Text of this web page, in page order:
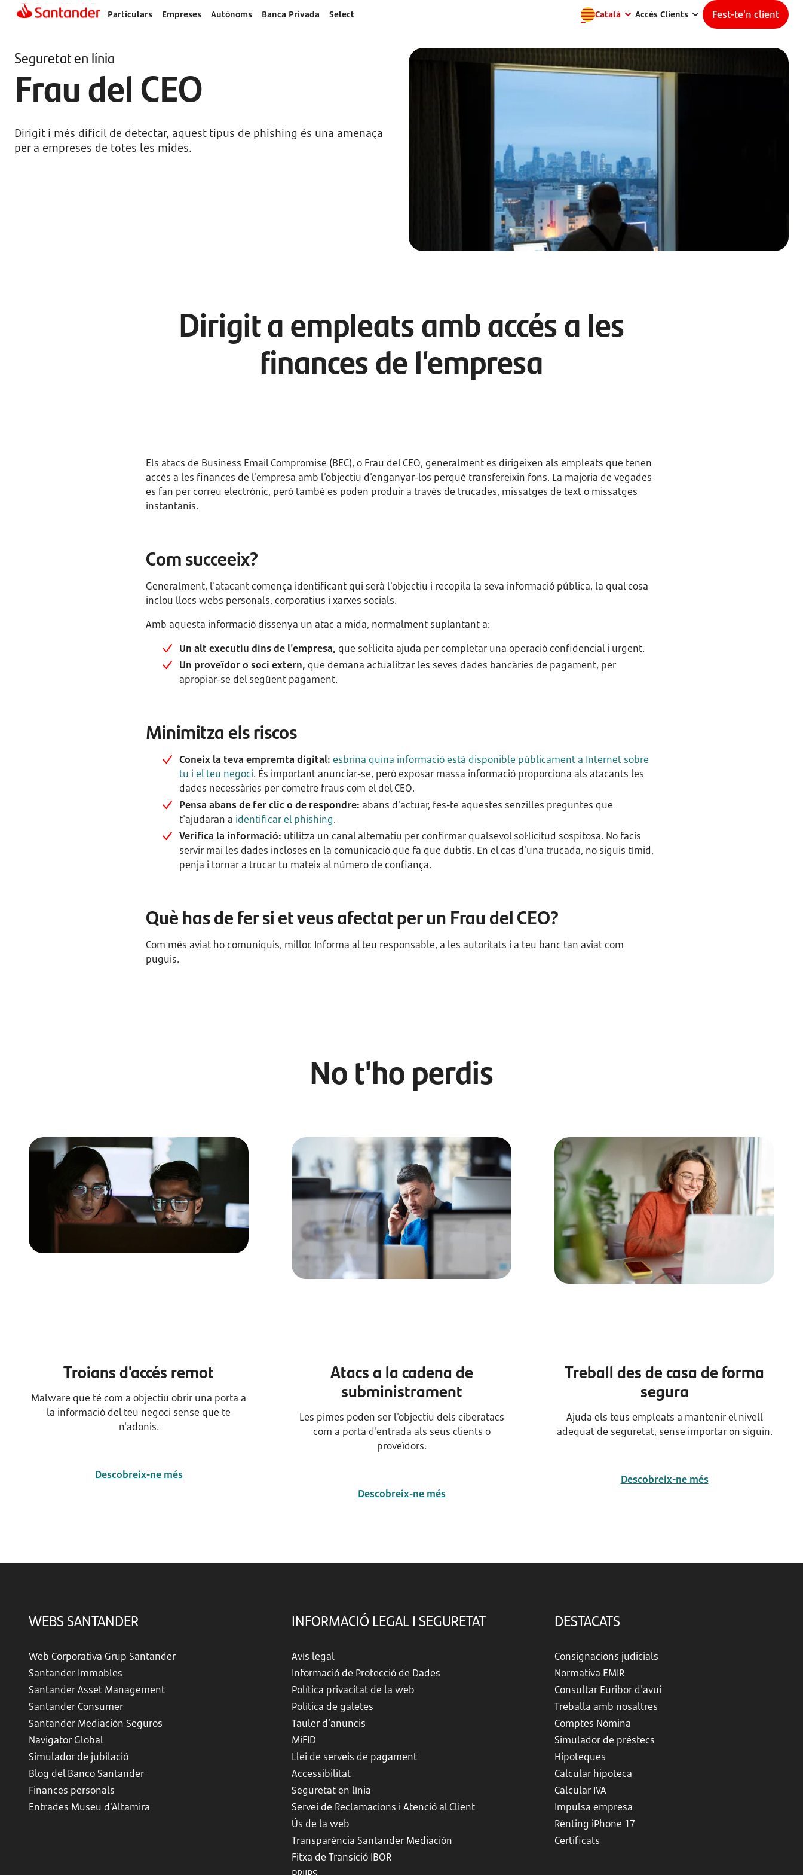
Particulars Empreses Autònoms Banca Privada Select Catalá Accés Clients Fest-te'n client
Seguretat en línia
Frau del CEO
Dirigit i més difícil de detectar, aquest tipus de phishing és una amenaça
per a empreses de totes les mides.
Dirigit a empleats amb accés a les
finances de l'empresa
Els atacs de Business Email Compromise (BEC), o Frau del CEO, generalment es dirigeixen als empleats que tenen
accés a les finances de l'empresa amb l'objectiu d'enganyar-los perquè transfereixin fons. La majoria de vegades
es fan per correu electrònic, però també es poden produir a través de trucades, missatges de text o missatges
instantanis.
Com succeeix?
Generalment, l'atacant comença identificant qui serà l'objectiu i recopila la seva informació pública, la qual cosa
inclou llocs webs personals, corporatius i xarxes socials.
Amb aquesta informació dissenya un atac a mida, normalment suplantant a:
Un alt executiu dins de l'empresa, que sol·licita ajuda per completar una operació confidencial i urgent.
Un proveïdor o soci extern, que demana actualitzar les seves dades bancàries de pagament, per
apropiar-se del següent pagament.
Minimitza els riscos
Coneix la teva empremta digital: esbrina quina informació està disponible públicament a Internet sobre
tu i el teu negoci. És important anunciar-se, però exposar massa informació proporciona als atacants les
dades necessàries per cometre fraus com el del CEO.
Pensa abans de fer clic o de respondre: abans d'actuar, fes-te aquestes senzilles preguntes que
t'ajudaran a identificar el phishing.
Verifica la informació: utilitza un canal alternatiu per confirmar qualsevol sol·licitud sospitosa. No facis
servir mai les dades incloses en la comunicació que fa que dubtis. En el cas d'una trucada, no siguis tímid,
penja i tornar a trucar tu mateix al número de confiança.
Què has de fer si et veus afectat per un Frau del CEO?
Com més aviat ho comuniquis, millor. Informa al teu responsable, a les autoritats i a teu banc tan aviat com
puguis.
No t'ho perdis
Troians d'accés remot
Malware que té com a objectiu obrir una porta a
la informació del teu negoci sense que te
n'adonis.
Descobreix-ne més
Atacs a la cadena de
subministrament
Les pimes poden ser l'objectiu dels ciberatacs
com a porta d'entrada als seus clients o
proveïdors.
Descobreix-ne més
Treball des de casa de forma
segura
Ajuda els teus empleats a mantenir el nivell
adequat de seguretat, sense importar on siguin.
Descobreix-ne més
WEBS SANTANDER
Web Corporativa Grup Santander
Santander Immobles
Santander Asset Management
Santander Consumer
Santander Mediación Seguros
Navigator Global
Simulador de jubilació
Blog del Banco Santander
Finances personals
Entrades Museu d'Altamira
INFORMACIÓ LEGAL I SEGURETAT
Avís legal
Informació de Protecció de Dades
Política privacitat de la web
Política de galetes
Tauler d’anuncis
MiFID
Llei de serveis de pagament
Accessibilitat
Seguretat en línia
Servei de Reclamacions i Atenció al Client
Ús de la web
Transparència Santander Mediación
Fitxa de Transició IBOR
DESTACATS
Consignacions judicials
Normativa EMIR
Consultar Euribor d'avui
Treballa amb nosaltres
Comptes Nòmina
Simulador de préstecs
Hipoteques
Calcular hipoteca
Calcular IVA
Impulsa empresa
Rènting iPhone 17
Certificats